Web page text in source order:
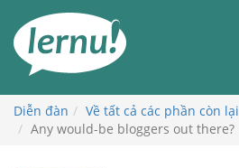
đến
phần
dung
Diễn đàn
Về tất cả các phần còn lại
Any would-be bloggers out there?